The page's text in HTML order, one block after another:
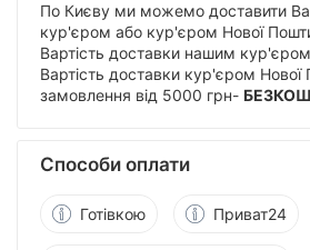
По Києву ми можемо доставити
кур'єром або кур'єром Нової
Вартість доставки нашим
Вартість доставки кур'єром Нової
замовлення від 5000 грн-
Способи оплати
Готівкою Приват24